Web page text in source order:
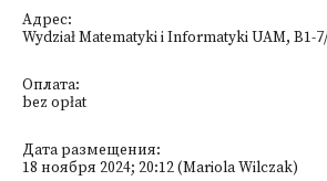
Адрес:
Wydział Matematyki i Informatyki UAM, B1-
Оплата:
bez opłat
Дата размещения:
18 ноября 2024; 20:12 (Mariola Wilczak)